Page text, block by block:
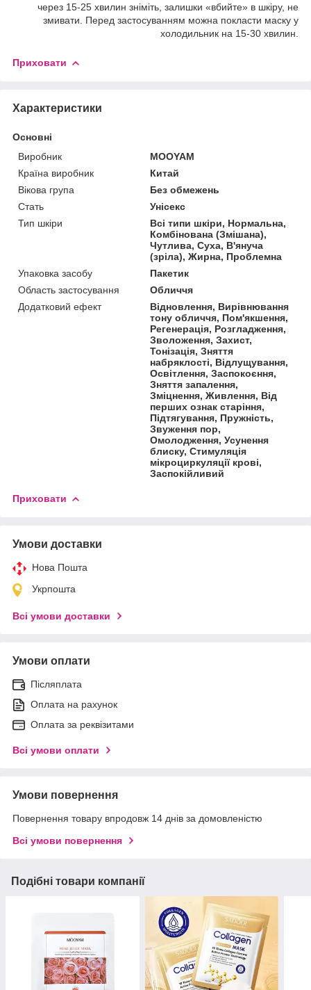
через 15-25 хвилин зніміть, залишки «вбийте» в шкіру, не
змивати. Перед застосуванням можна покласти маску у
холодильник на 15-30 хвилин.
Приховати
Характеристики
Основні
Виробник
MOOYAM
Країна виробник
Китай
Вікова група
Без обмежень
Стать
Унісекс
Тип шкіри
Всі типи шкіри, Нормальна,
Комбінована (Змішана),
Чутлива, Суха, В'януча
(зріла), Жирна, Проблемна
Упаковка засобу
Пакетик
Область застосування
Обличчя
Додатковий ефект
Відновлення, Вирівнювання
тону обличчя, Пом'якшення,
Регенерація, Розгладження,
Зволоження, Захист,
Тонізація, Зняття
набряклості, Відлущування,
Освітлення, Заспокоєння,
Зняття запалення,
Зміцнення, Живлення, Від
перших ознак старіння,
Підтягування, Пружність,
Звуження пор,
Омолодження, Усунення
блиску, Стимуляція
мікроциркуляції крові,
Заспокійливий
Приховати
Умови доставки
Нова Пошта
Укрпошта
Всі умови доставки
Умови оплати
Післяплата
Оплата на рахунок
Оплата за реквізитами
Всі умови оплати
Умови повернення
Повернення товару впродовж 14 днів за домовленістю
Всі умови повернення
Подібні товари компанії